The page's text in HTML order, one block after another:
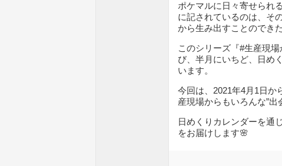
ポケマルに日々寄せられ
に記されているのは、そ
から生み出すことのでき
このシリーズ『#生産現
び、半月にいちど、日め
います。
今回は、2021年4月1日か
産現場からもいろんな”出
日めくりカレンダーを通
をお届けします🌸